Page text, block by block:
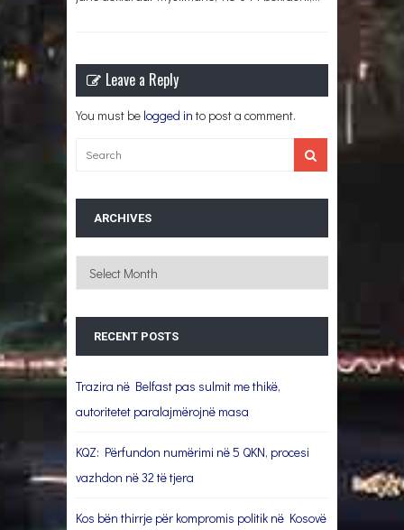
Leave a Reply
You must be logged in to post a comment.
ARCHIVES
Archives
RECENT POSTS
Trazira në Belfast pas sulmit me thikë,
autoritetet paralajmërojnë masa
KQZ: Përfundon numërimi në 5 QKN, procesi
vazhdon në 32 të tjera
Kos bën thirrje për kompromis politik në Kosovë